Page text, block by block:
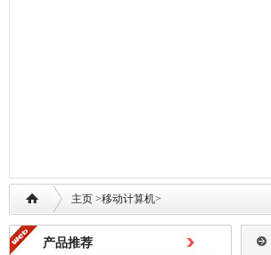
主页 >移动计算机>
产品推荐